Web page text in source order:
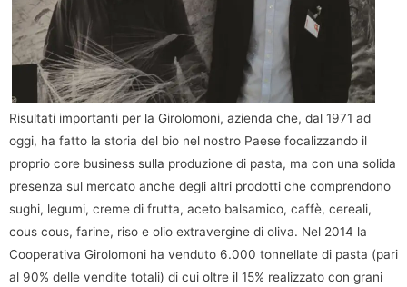
Risultati importanti per la Girolomoni, azienda che, dal 1971 ad
oggi, ha fatto la storia del bio nel nostro Paese focalizzando il
proprio core business sulla produzione di pasta, ma con una solida
presenza sul mercato anche degli altri prodotti che comprendono
sughi, legumi, creme di frutta, aceto balsamico, caffè, cereali,
cous cous, farine, riso e olio extravergine di oliva. Nel 2014 la
Cooperativa Girolomoni ha venduto 6.000 tonnellate di pasta (pari
al 90% delle vendite totali) di cui oltre il 15% realizzato con grani